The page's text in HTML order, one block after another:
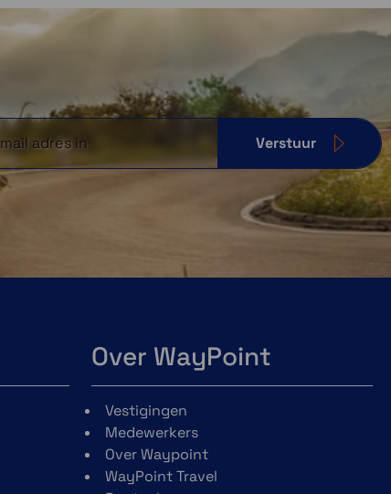
Verstuur
Over WayPoint
Vestigingen
Medewerkers
Over Waypoint
WayPoint Travel